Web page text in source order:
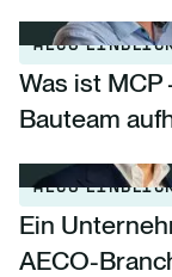
AECO
Was ist
Bauteam
AECO
Ein
AECO-